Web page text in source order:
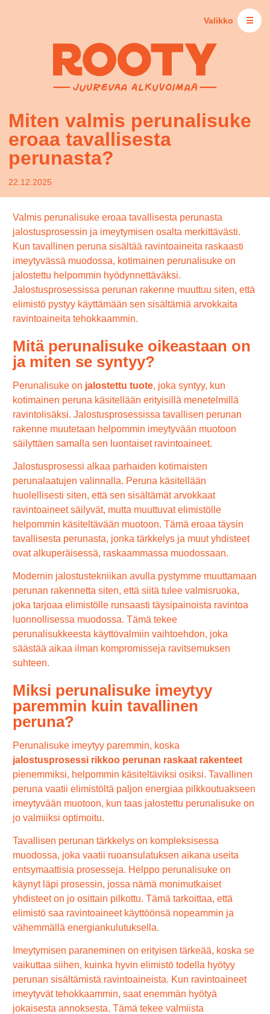
Valikko ☰
Miten valmis perunalisuke
eroaa tavallisesta
perunasta?
22.12.2025
Valmis perunalisuke eroaa tavallisesta perunasta
jalostusprosessin ja imeytymisen osalta merkittävästi.
Kun tavallinen peruna sisältää ravintoaineita raskaasti
imeytyvässä muodossa, kotimainen perunalisuke on
jalostettu helpommin hyödynnettäväksi.
Jalostusprosessissa perunan rakenne muuttuu siten, että
elimistö pystyy käyttämään sen sisältämiä arvokkaita
ravintoaineita tehokkaammin.
Mitä perunalisuke oikeastaan on
ja miten se syntyy?
Perunalisuke on jalostettu tuote, joka syntyy, kun
kotimainen peruna käsitellään erityisillä menetelmillä
ravintolisäksi. Jalostusprosessissa tavallisen perunan
rakenne muutetaan helpommin imeytyvään muotoon
säilyttäen samalla sen luontaiset ravintoaineet.
Jalostusprosessi alkaa parhaiden kotimaisten
perunalaatujen valinnalla. Peruna käsitellään
huolellisesti siten, että sen sisältämät arvokkaat
ravintoaineet säilyvät, mutta muuttuvat elimistölle
helpommin käsiteltävään muotoon. Tämä eroaa täysin
tavallisesta perunasta, jonka tärkkelys ja muut yhdisteet
ovat alkuperäisessä, raskaammassa muodossaan.
Modernin jalostustekniikan avulla pystymme muuttamaan
perunan rakennetta siten, että siitä tulee valmisruoka,
joka tarjoaa elimistölle runsaasti täysipainoista ravintoa
luonnollisessa muodossa. Tämä tekee
perunalisukkeesta käyttövalmiin vaihtoehdon, joka
säästää aikaa ilman kompromisseja ravitsemuksen
suhteen.
Miksi perunalisuke imeytyy
paremmin kuin tavallinen
peruna?
Perunalisuke imeytyy paremmin, koska
jalostusprosessi rikkoo perunan raskaat rakenteet
pienemmiksi, helpommin käsiteltäviksi osiksi. Tavallinen
peruna vaatii elimistöltä paljon energiaa pilkkoutuakseen
imeytyvään muotoon, kun taas jalostettu perunalisuke on
jo valmiiksi optimoitu.
Tavallisen perunan tärkkelys on kompleksisessa
muodossa, joka vaatii ruoansulatuksen aikana useita
entsymaattisia prosesseja. Helppo perunalisuke on
käynyt läpi prosessin, jossa nämä monimutkaiset
yhdisteet on jo osittain pilkottu. Tämä tarkoittaa, että
elimistö saa ravintoaineet käyttöönsä nopeammin ja
vähemmällä energiankulutuksella.
Imeytymisen paraneminen on erityisen tärkeää, koska se
vaikuttaa siihen, kuinka hyvin elimistö todella hyötyy
perunan sisältämistä ravintoaineista. Kun ravintoaineet
imeytyvät tehokkaammin, saat enemmän hyötyä
jokaisesta annoksesta. Tämä tekee valmiista